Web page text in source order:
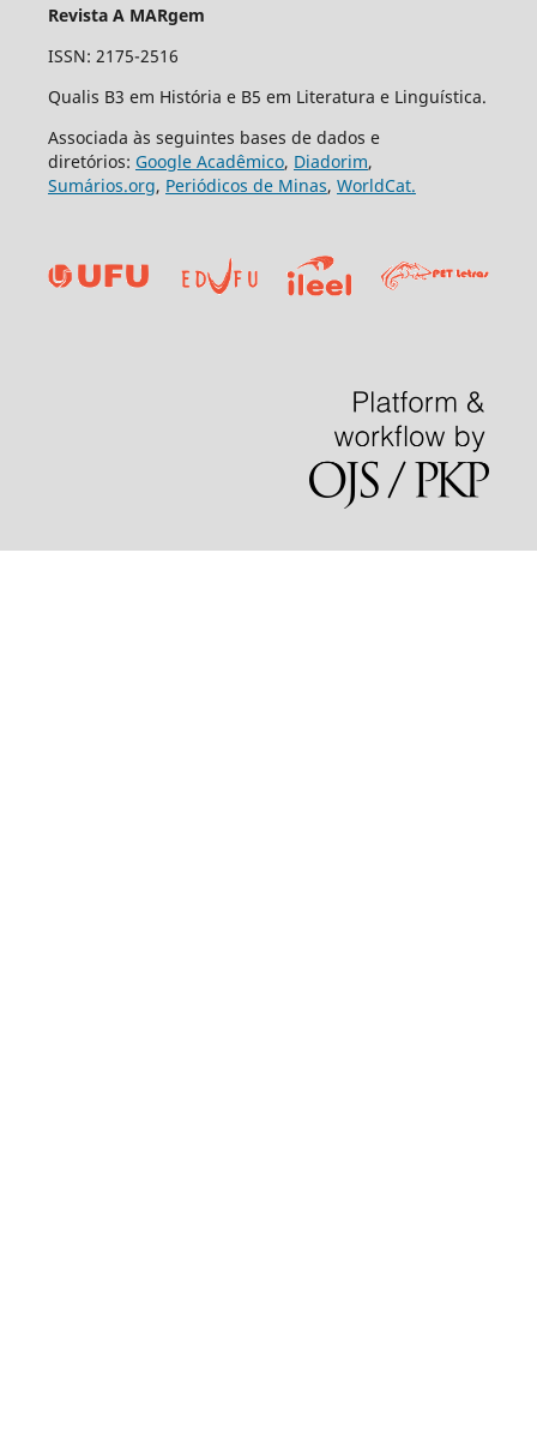
Revista A MARgem
ISSN: 2175-2516
Qualis B3 em História e B5 em Literatura e Linguística.
Associada às seguintes bases de dados e
diretórios: Google Acadêmico, Diadorim,
Sumários.org, Periódicos de Minas, WorldCat.